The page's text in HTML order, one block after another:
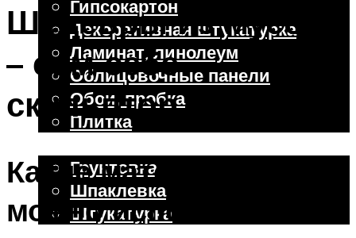
Гипсокартон
Декоративная штукатурка
Ламинат, линолеум
Облицовочные панели
Обои, пробка
Плитка
Грунтовка
Шпаклевка
Штукатурка
Шедевры из мусора
– сам себе
скульптор на даче
Какие материалы
можно использовать